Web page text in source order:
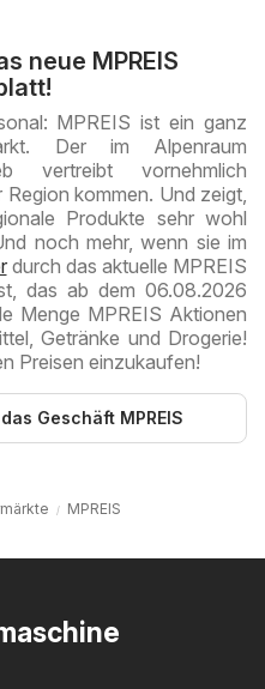
neue MPREIS
MPREIS ist ein ganz
Der im Alpenraum
vertreibt vornehmlich
kommen. Und zeigt,
Produkte sehr wohl
noch mehr, wenn sie im
durch das aktuelle MPREIS
das ab dem 06.08.2026
Menge MPREIS Aktionen
Getränke und Drogerie!
Preisen einzukaufen!
Geschäft MPREIS
MPREIS